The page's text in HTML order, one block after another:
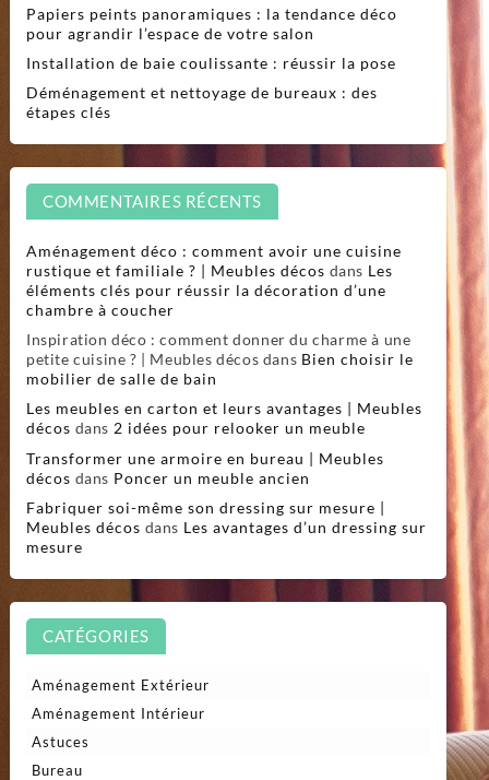
Papiers peints panoramiques : la tendance déco
pour agrandir l’espace de votre salon
Installation de baie coulissante : réussir la pose
Déménagement et nettoyage de bureaux : des
étapes clés
COMMENTAIRES RÉCENTS
Aménagement déco : comment avoir une cuisine
rustique et familiale ? | Meubles décos dans Les
éléments clés pour réussir la décoration d’une
chambre à coucher
Inspiration déco : comment donner du charme à une
petite cuisine ? | Meubles décos dans Bien choisir le
mobilier de salle de bain
Les meubles en carton et leurs avantages | Meubles
décos dans 2 idées pour relooker un meuble
Transformer une armoire en bureau | Meubles
décos dans Poncer un meuble ancien
Fabriquer soi-même son dressing sur mesure |
Meubles décos dans Les avantages d’un dressing sur
mesure
CATÉGORIES
Aménagement Extérieur
Aménagement Intérieur
Astuces
Bureau